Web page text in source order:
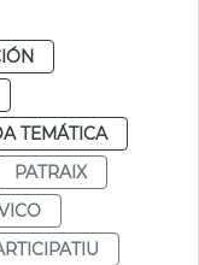
TEMÁTICA
PATRAIX